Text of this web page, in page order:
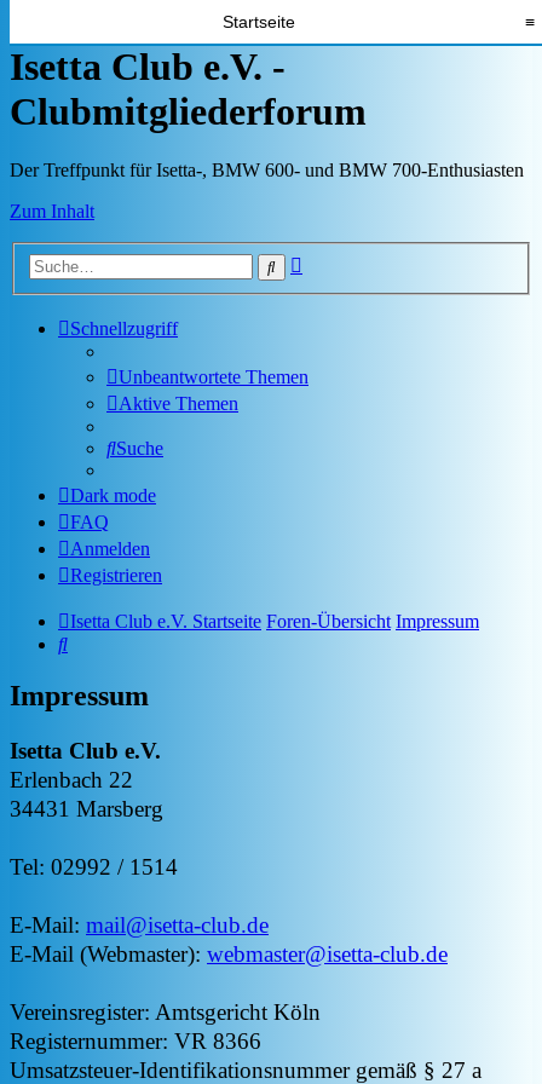
Startseite ≡
Isetta Club e.V. -
Clubmitgliederforum
Der Treffpunkt für Isetta-, BMW 600- und BMW 700-Enthusiasten
Zum Inhalt
Suche
Schnellzugriff
Unbeantwortete Themen
Aktive Themen
Suche
Dark mode
FAQ
Anmelden
Registrieren
Isetta Club e.V. Startseite Foren-Übersicht Impressum
Suche
Impressum
Isetta Club e.V.
Erlenbach 22
34431 Marsberg
Tel: 02992 / 1514
E-Mail: mail@isetta-club.de
E-Mail (Webmaster): webmaster@isetta-club.de
Vereinsregister: Amtsgericht Köln
Registernummer: VR 8366
Umsatzsteuer-Identifikationsnummer gemäß § 27 a